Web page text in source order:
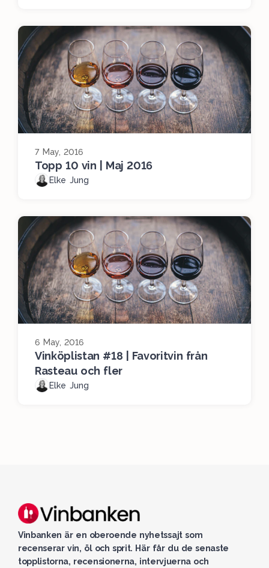
7 May, 2016
Topp 10 vin | Maj 2016
Elke Jung
6 May, 2016
Vinköplistan #18 | Favoritvin från
Rasteau och fler
Elke Jung
Vinbanken är en oberoende nyhetssajt som
recenserar vin, öl och sprit. Här får du de senaste
topplistorna, recensionerna, intervjuerna och